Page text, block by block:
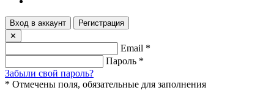
Вход в аккаунт
Регистрация
✕
Email *
Пароль *
Забыли свой пароль?
* Отмечены поля, обязательные для заполнения